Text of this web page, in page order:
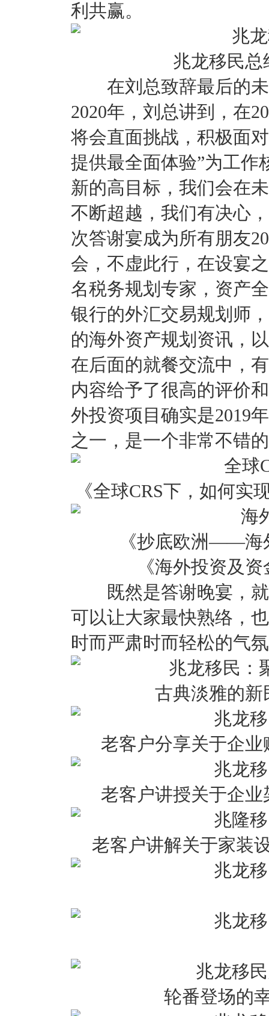
利共赢。
兆龙移民
在刘总致辞最后的未
2020年，刘总讲到，在
将会直面挑战，积极面
提供最全面体验”为工作
新的高目标，我们会在
不断超越，我们有决心
次答谢宴成为所有朋友
会，不虚此行，在设宴
名税务规划专家，资产
银行的外汇交易规划师
的海外资产规划资讯，
在后面的就餐交流中，
内容给予了很高的评价
外投资项目确实是2019
之一，是一个非常不错
《全球CRS下，如何
《抄底欧洲——海
《海外投资及
既然是答谢晚宴，就
可以让大家最快熟络，
时而严肃时而轻松的气
古典淡雅的
老客户分享关于企
老客户讲授关于企
老客户讲解关于家装
轮番登场的